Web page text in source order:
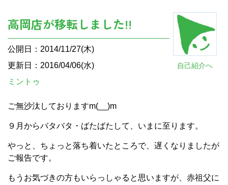
自己紹介へ
高岡店が移転しました!!
公開日：2014/11/27(木)
更新日：2016/04/06(水)
ミントゥ
ご無沙汰しておりますm(__)m
９月からバタバタ・ばたばたして、いまに至ります。
やっと、ちょっと落ち着いたところで、遅くなりましたが
ご報告です。
もうお気づきの方もいらっしゃると思いますが、赤祖父に